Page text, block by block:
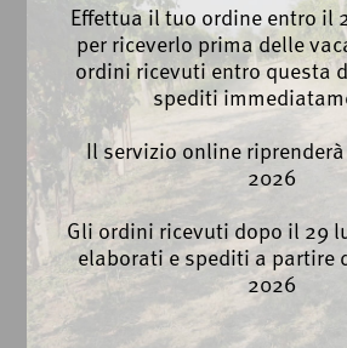
Privacy Policy
Cookie Policy
Whistleblowing
Effettua il tuo ordine entro il
per riceverlo prima delle
ordini ricevuti entro questa
spediti
Il servizio online
2026
Gli ordini ricevuti dopo il 29
elaborati e spediti a partire
2026